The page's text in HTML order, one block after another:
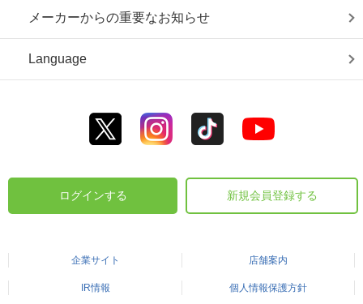
メーカーからの重要なお知らせ
Language
ログインする 新規会員登録する
企業サイト 店舗案内
IR情報 個人情報保護方針